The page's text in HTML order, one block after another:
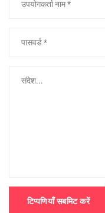
टिप्पणियाँ सबमिट करें